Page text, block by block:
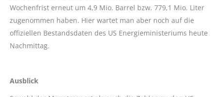
Wochenfrist erneut um 4,9 Mio. Barrel bzw. 779,1 Mio. Liter
zugenommen haben. Hier wartet man aber noch auf die
offiziellen Bestandsdaten des US Energieministeriums heute
Nachmittag.
Ausblick